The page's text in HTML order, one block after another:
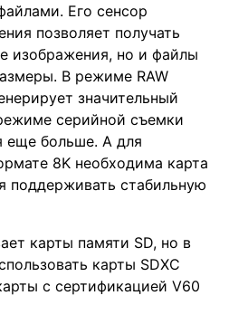
Его сенсор
позволяет получать
изображения, но и файлы
В режиме RAW
значительный
серийной съемки
еще больше. А для
8K необходима карта
поддерживать стабильную
карты памяти SD, но в
карты SDXC
с сертификацией V60